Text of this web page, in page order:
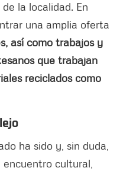
la localidad. En
una amplia oferta
así como trabajos y
que trabajan
reciclados como
ha sido y, sin duda,
encuentro cultural,